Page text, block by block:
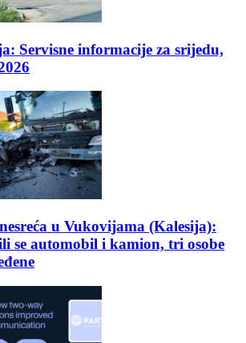
Servisne informacije za srijedu,
u Vukovijama (Kalesija):
se automobil i kamion, tri osobe